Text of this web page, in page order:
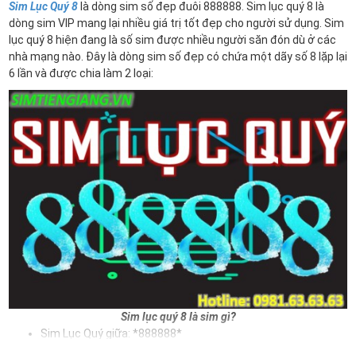
Sim Lục Quý 8 là dòng sim số đẹp đuôi 888888. Sim lục quý 8 là
dòng sim VIP mang lại nhiều giá trị tốt đẹp cho người sử dụng. Sim
lục quý 8 hiện đang là số sim được nhiều người săn đón dù ở các
nhà mạng nào. Đây là dòng sim số đẹp có chứa một dãy số 8 lặp lại
6 lần và được chia làm 2 loại:
Sim lục quý 8 là sim gì?
Sim Lục Quý giữa: *888888*